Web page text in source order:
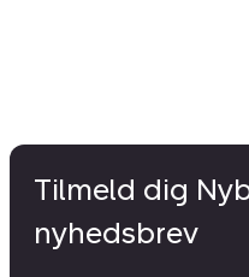
Tilmeld dig
nyhedsbrev